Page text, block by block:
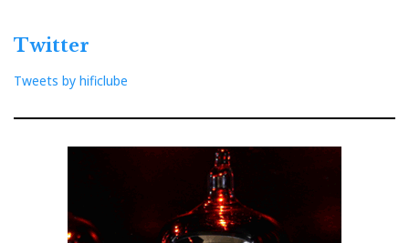
Twitter
Tweets by hificlube